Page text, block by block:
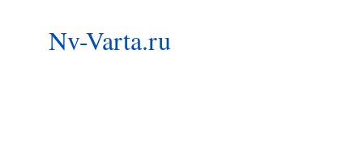
Nv-Varta.ru